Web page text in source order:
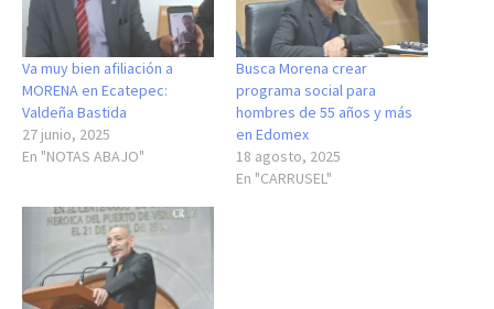
Va muy bien afiliación a
MORENA en Ecatepec:
Valdeña Bastida
27 junio, 2025
En "NOTAS ABAJO"
Busca Morena crear
programa social para
hombres de 55 años y más
en Edomex
18 agosto, 2025
En "CARRUSEL"